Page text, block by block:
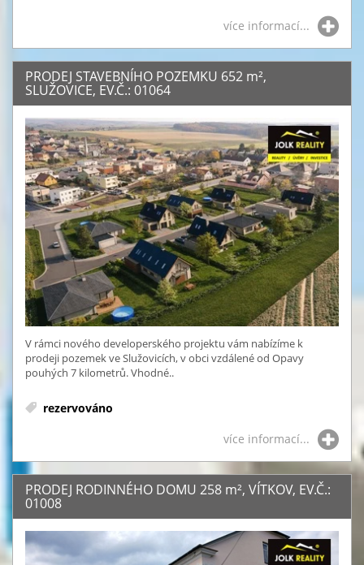
více informací...
PRODEJ STAVEBNÍHO POZEMKU 652 m²,
SLUŽOVICE, EV.Č.: 01064
V rámci nového developerského projektu vám nabízíme k
prodeji pozemek ve Služovicích, v obci vzdálené od Opavy
pouhých 7 kilometrů. Vhodné..
rezervováno
více informací...
PRODEJ RODINNÉHO DOMU 258 m², VÍTKOV, EV.Č.:
01008